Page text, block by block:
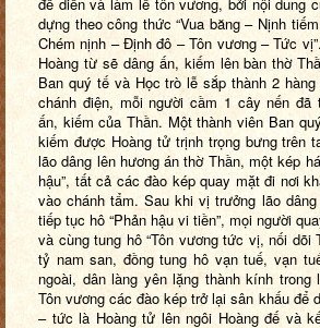
để diễn và làm lễ tôn vương, bởi nội dung
dựng theo công thức “Vua băng – Nịnh
Chém nịnh – Định đô – Tôn vương – Tức
Hoàng từ sẽ dâng ấn, kiếm lên bàn thờ
Ban quý tế và Học trò lễ sắp thành 2
chánh điện, mỗi người cầm 1 cây nến đã
ấn, kiếm của Thần. Một thành viên Ban
kiếm được Hoàng tử trịnh trọng bưng trên
lão dâng lên hương án thờ Thần, một kép
hậu”, tất cả các đào kép quay mặt đi nơi
vào chánh tẩm. Sau khi vị trưởng lão
tiếp tục hô “Phản hậu vi tiền”, mọi người
và cùng tung hô “Tôn vương tức vị, nối dõi
tỷ nam san, đồng tung hô vạn tuế, vạn
ngoài, dân làng yên lặng thành kính
Tôn vương các đào kép trở lại sân khấu để
– tức là Hoàng tử lên ngôi Hoàng đế và